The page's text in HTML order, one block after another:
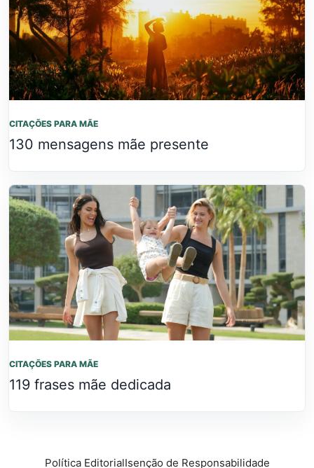
CITAÇÕES PARA MÃE
130 mensagens mãe presente
CITAÇÕES PARA MÃE
119 frases mãe dedicada
Política EditorialIsenção de Responsabilidade